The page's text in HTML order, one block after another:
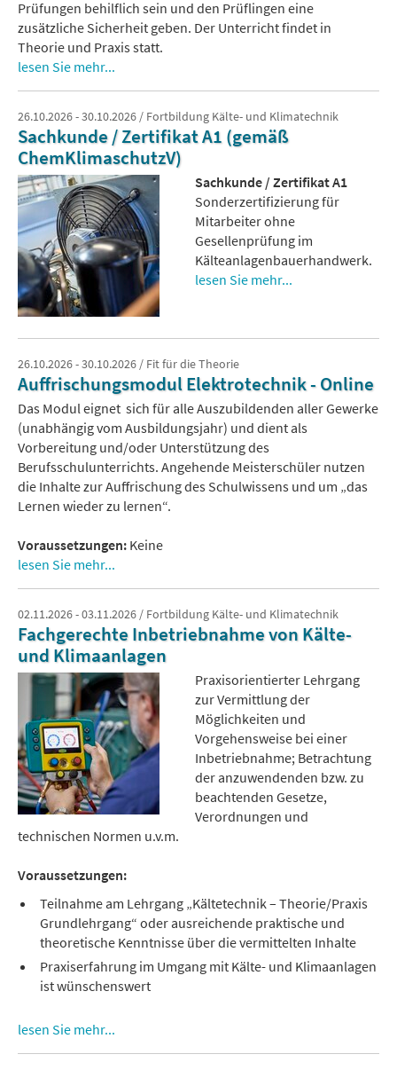
Prüfungen behilflich sein und den Prüflingen eine
zusätzliche Sicherheit geben. Der Unterricht findet in
Theorie und Praxis statt.
lesen Sie mehr...
26.10.2026 - 30.10.2026 / Fortbildung Kälte- und Klimatechnik
Sachkunde / Zertifikat A1 (gemäß
ChemKlimaschutzV)
Sachkunde / Zertifikat A1
Sonderzertifizierung für
Mitarbeiter ohne
Gesellenprüfung im
Kälteanlagenbauerhandwerk.
lesen Sie mehr...
26.10.2026 - 30.10.2026 / Fit für die Theorie
Auffrischungsmodul Elektrotechnik - Online
Das Modul eignet sich für alle Auszubildenden aller Gewerke
(unabhängig vom Ausbildungsjahr) und dient als
Vorbereitung und/oder Unterstützung des
Berufsschulunterrichts. Angehende Meisterschüler nutzen
die Inhalte zur Auffrischung des Schulwissens und um „das
Lernen wieder zu lernen“.
Voraussetzungen: Keine
lesen Sie mehr...
02.11.2026 - 03.11.2026 / Fortbildung Kälte- und Klimatechnik
Fachgerechte Inbetriebnahme von Kälte-
und Klimaanlagen
Praxisorientierter Lehrgang
zur Vermittlung der
Möglichkeiten und
Vorgehensweise bei einer
Inbetriebnahme; Betrachtung
der anzuwendenden bzw. zu
beachtenden Gesetze,
Verordnungen und
technischen Normen u.v.m.
Voraussetzungen:
Teilnahme am Lehrgang „Kältetechnik – Theorie/Praxis
Grundlehrgang“ oder ausreichende praktische und
theoretische Kenntnisse über die vermittelten Inhalte
Praxiserfahrung im Umgang mit Kälte- und Klimaanlagen
ist wünschenswert
lesen Sie mehr...